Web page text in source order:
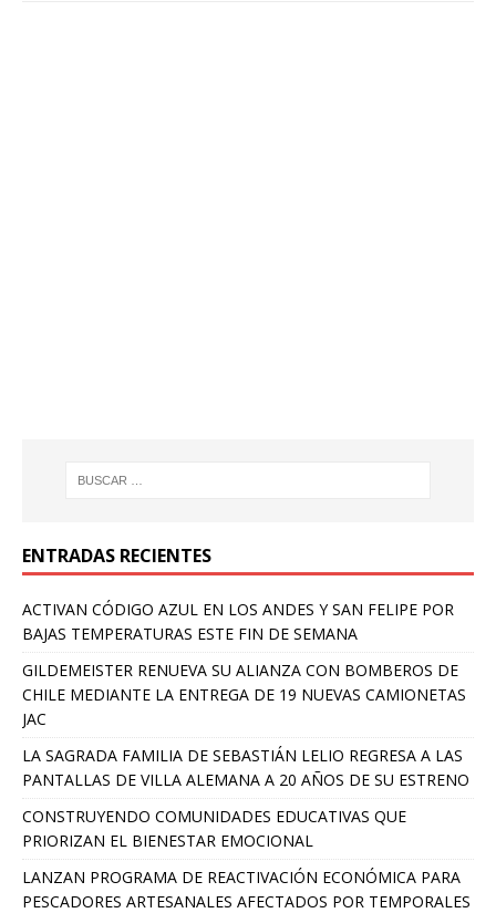
ENTRADAS RECIENTES
ACTIVAN CÓDIGO AZUL EN LOS ANDES Y SAN FELIPE POR
BAJAS TEMPERATURAS ESTE FIN DE SEMANA
GILDEMEISTER RENUEVA SU ALIANZA CON BOMBEROS DE
CHILE MEDIANTE LA ENTREGA DE 19 NUEVAS CAMIONETAS
JAC
LA SAGRADA FAMILIA DE SEBASTIÁN LELIO REGRESA A LAS
PANTALLAS DE VILLA ALEMANA A 20 AÑOS DE SU ESTRENO
CONSTRUYENDO COMUNIDADES EDUCATIVAS QUE
PRIORIZAN EL BIENESTAR EMOCIONAL
LANZAN PROGRAMA DE REACTIVACIÓN ECONÓMICA PARA
PESCADORES ARTESANALES AFECTADOS POR TEMPORALES